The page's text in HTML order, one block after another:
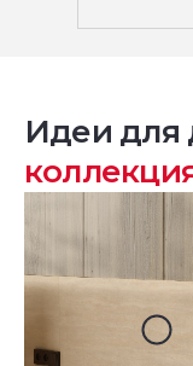
Идеи для